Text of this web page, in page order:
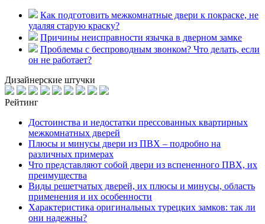
Как подготовить межкомнатные двери к покраске, не
удаляя старую краску?
Причины неисправности язычка в дверном замке
Проблемы с беспроводным звонком? Что делать, если
он не работает?
Дизайнерские штучки
Рейтинг
Достоинства и недостатки прессованных квартирных
межкомнатных дверей
Плюсы и минусы двери из ПВХ – подробно на
различных примерах
Что представляют собой двери из вспененного ПВХ, их
преимущества
Виды решетчатых дверей, их плюсы и минусы, область
применения и их особенности
Характеристика оригинальных турецких замков: так ли
они надежны?